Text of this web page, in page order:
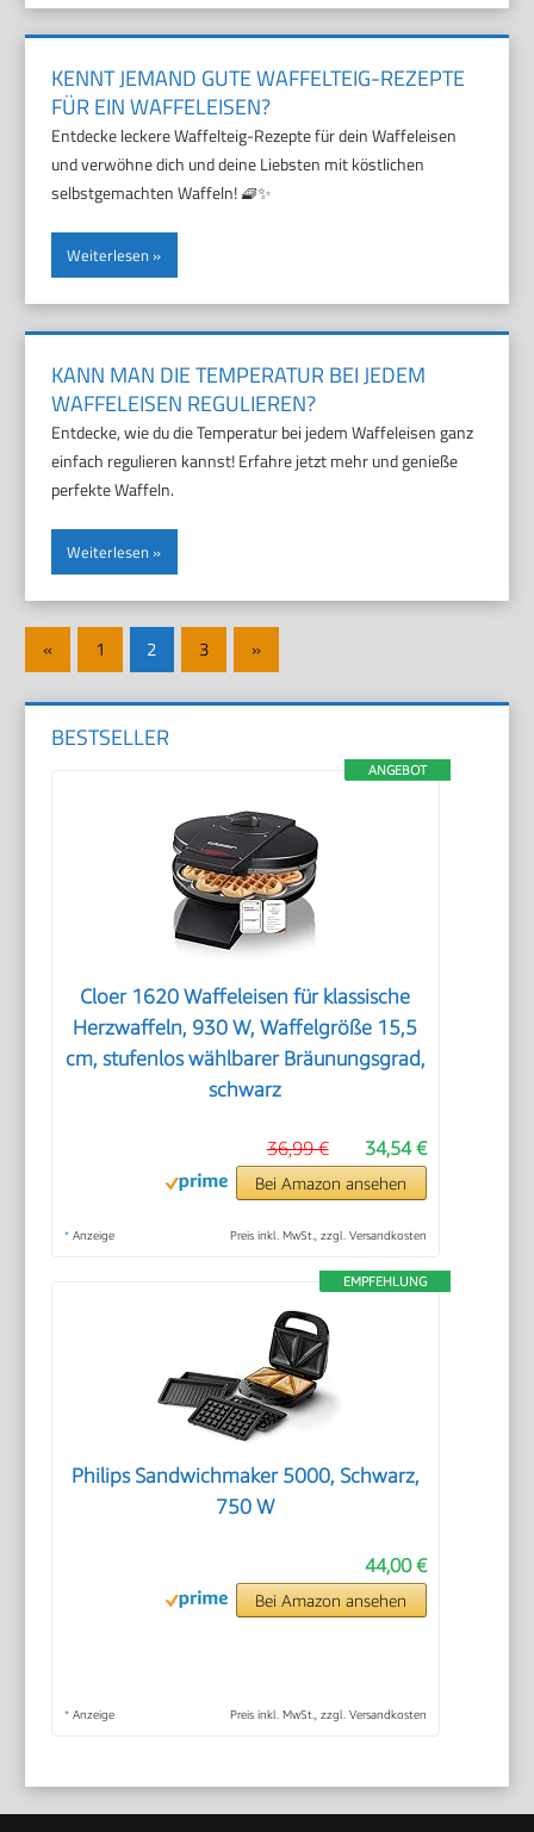
KENNT JEMAND GUTE WAFFELTEIG-REZEPTE
FÜR EIN WAFFELEISEN?
Entdecke leckere Waffelteig-Rezepte für dein Waffeleisen
und verwöhne dich und deine Liebsten mit köstlichen
selbstgemachten Waffeln! 🧇✨
Weiterlesen
KANN MAN DIE TEMPERATUR BEI JEDEM
WAFFELEISEN REGULIEREN?
Entdecke, wie du die Temperatur bei jedem Waffeleisen ganz
einfach regulieren kannst! Erfahre jetzt mehr und genieße
perfekte Waffeln.
Weiterlesen
Seitennummerierung
der
Beiträge
«Vorherige
Beiträge
1 2 3
Nächste
Beiträge
»
BESTSELLER
ANGEBOT
Cloer 1620 Waffeleisen für klassische
Herzwaffeln, 930 W, Waffelgröße 15,5
cm, stufenlos wählbarer Bräunungsgrad,
schwarz
34,54 €
36,99 €
Bei Amazon ansehen
* Anzeige Preis inkl. MwSt., zzgl. Versandkosten
EMPFEHLUNG
Philips Sandwichmaker 5000, Schwarz,
750 W
44,00 €
Bei Amazon ansehen
* Anzeige Preis inkl. MwSt., zzgl. Versandkosten